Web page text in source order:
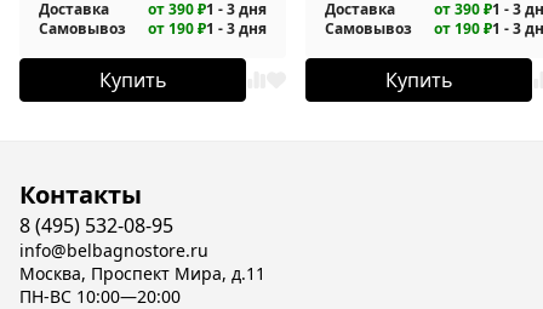
Доставка от 390 ₽1 - 3 дня
Самовывоз
от 190 ₽1 - 3 дня
Купить
Доставка от 390 ₽1 - 3
Самовывоз
от 190 ₽1 - 3
Купить
Контакты
8 (495) 532-08-95
info@belbagnostore.ru
Москва, Проспект Мира, д.11
ПН-ВС 10:00—20:00